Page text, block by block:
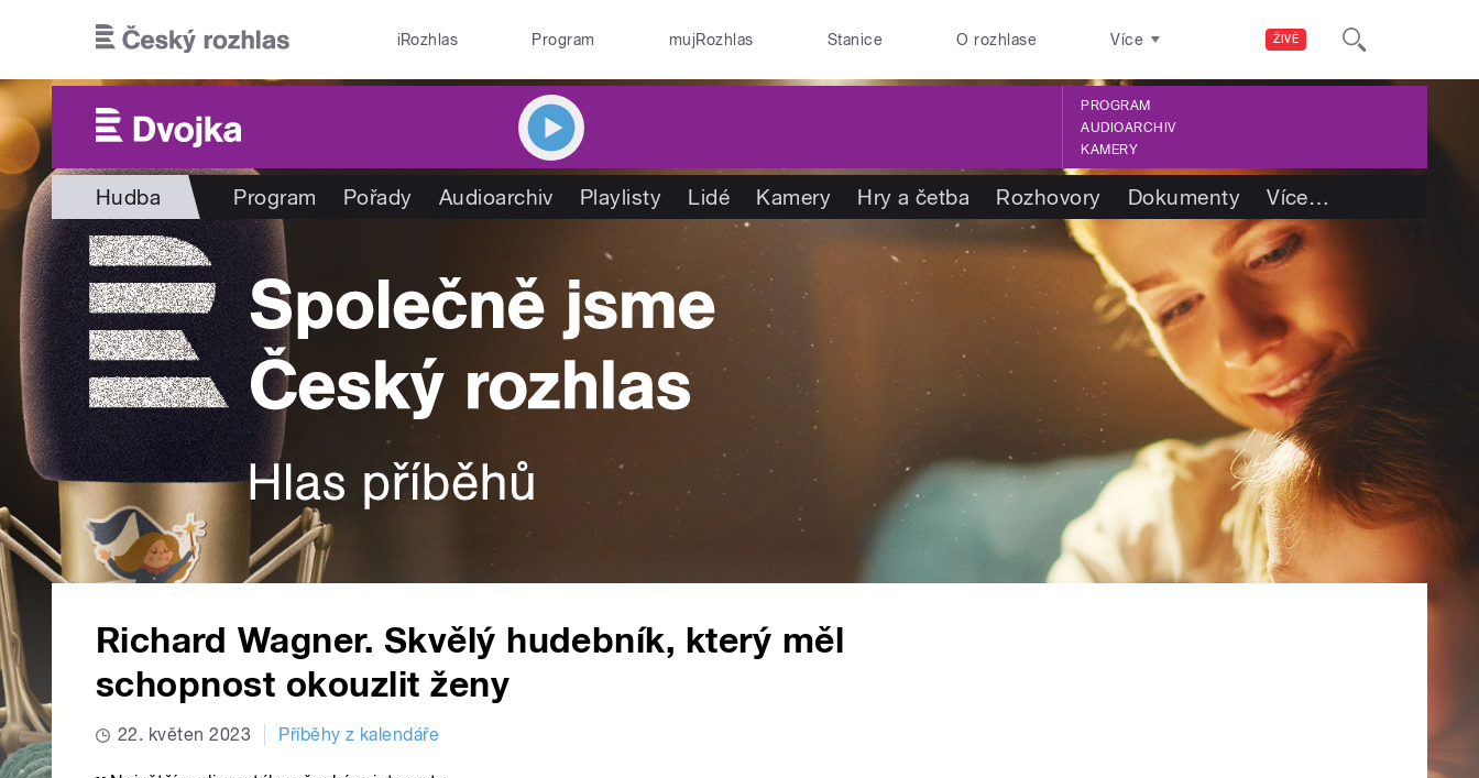
ŽIVĚ
iRozhlas Program mujRozhlas Stanice O rozhlase Více
PROGRAM
AUDIOARCHIV
KAMERY
Hudba Program Pořady Audioarchiv Playlisty Lidé Kamery Hry a četba Rozhovory Dokumenty Více…
Richard Wagner. Skvělý hudebník, který měl
schopnost okouzlit ženy
22. květen 2023 Příběhy z kalendáře